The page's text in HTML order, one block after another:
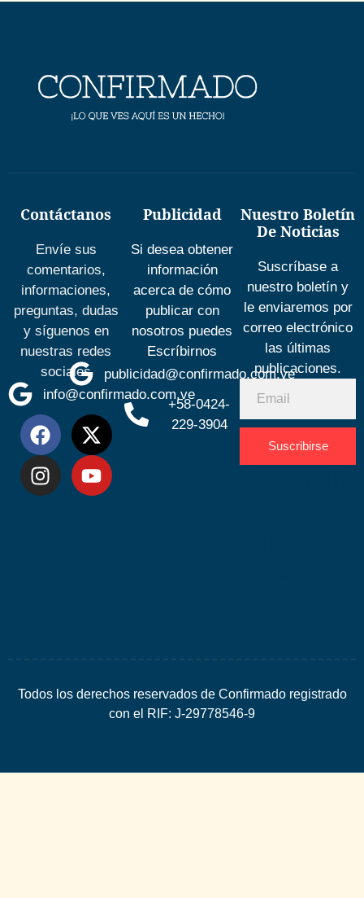
Contáctanos
Envíe sus
comentarios,
informaciones,
preguntas, dudas
y síguenos en
nuestras redes
sociales
info@confirmado.com.ve
Publicidad
Si desea obtener
información
acerca de cómo
publicar con
nosotros puedes
Escríbirnos
publicidad@confirmado.com.ve
+58-0424-
229-3904
Nuestro Boletín
De Noticias
Suscríbase a
nuestro boletín y
le enviaremos por
correo electrónico
las últimas
publicaciones.
Suscribirse
Todos los derechos reservados de Confirmado registrado
con el RIF: J-29778546-9